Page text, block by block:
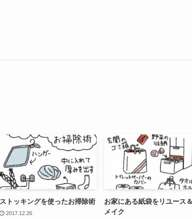
ストッキングを使ったお掃除術
2017.12.26
お家にある紙袋をリユース
メイク